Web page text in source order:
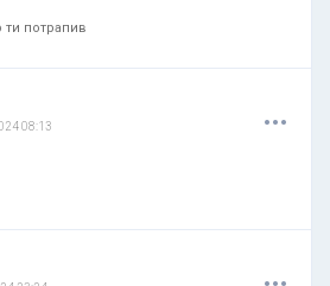
потрапив
08:13 ...
...